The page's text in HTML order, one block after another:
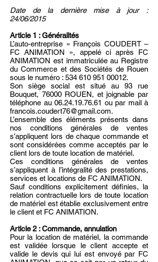
Date de la dernière mise à jour :
24/06/2015
Article 1 : Généralités
L’auto-entreprise « François COUDERT –
FC ANIMATION », appelé ci après FC
ANIMATION est immatriculée au Registre
du Commerce et des Sociétés de Rouen
sous le numéro : 534 610 951 00012.
Son siège social est situé au 93 rue
Bouquet, 76000 ROUEN, et joignable par
téléphone au 06.24.19.76.61 ou par mail à
francois.coudert76@gmail.com.
L’ensemble des éléments présents dans
nos conditions générales de ventes
s’appliquent lors de chaque commande et
sont considérées comme acceptés par le
client lors de toute location de matériel.
Ces conditions générales de ventes
s’appliquent à l’intégralité des prestations,
services et locations de FC ANIMATION.
Sauf conditions explicitement définies, la
relation contractuelle lors de toute location
de matériel est établie exclusivement entre
le client et FC ANIMATION.
Article 2 : Commande, annulation
Pour la location de matériel, la commande
est validée lorsque le client accepte et
valide le devis qui lui est envoyé par FC